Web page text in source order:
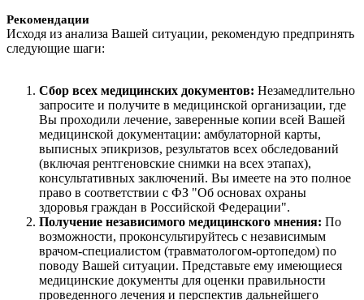
Рекомендации
Исходя из анализа Вашей ситуации, рекомендую предпринять
следующие шаги:
Сбор всех медицинских документов: Незамедлительно
запросите и получите в медицинской организации, где
Вы проходили лечение, заверенные копии всей Вашей
медицинской документации: амбулаторной карты,
выписных эпикризов, результатов всех обследований
(включая рентгеновские снимки на всех этапах),
консультативных заключений. Вы имеете на это полное
право в соответствии с ФЗ "Об основах охраны
здоровья граждан в Российской Федерации".
Получение независимого медицинского мнения: По
возможности, проконсультируйтесь с независимым
врачом-специалистом (травматологом-ортопедом) по
поводу Вашей ситуации. Представьте ему имеющиеся
медицинские документы для оценки правильности
проведенного лечения и перспектив дальнейшего